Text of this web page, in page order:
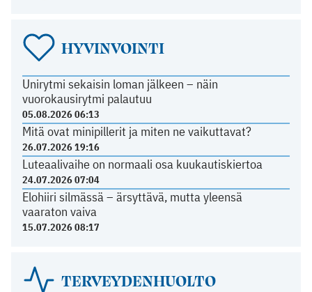
HYVINVOINTI
Unirytmi sekaisin loman jälkeen – näin
vuorokausirytmi palautuu
05.08.2026 06:13
Mitä ovat minipillerit ja miten ne vaikuttavat?
26.07.2026 19:16
Luteaalivaihe on normaali osa kuukautiskiertoa
24.07.2026 07:04
Elohiiri silmässä – ärsyttävä, mutta yleensä
vaaraton vaiva
15.07.2026 08:17
TERVEYDENHUOLTO